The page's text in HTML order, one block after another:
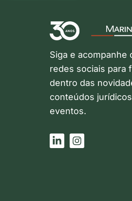
Siga e acompanhe
redes sociais para
dentro das
conteúdos
eventos.
L
i
I
n